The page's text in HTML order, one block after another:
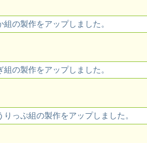
組の製作をアップしました。
組の製作をアップしました。
りっぷ組の製作をアップしました。